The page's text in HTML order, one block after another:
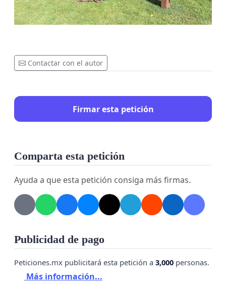
Contactar con el autor
Firmar esta petición
Comparta esta petición
Ayuda a que esta petición consiga más firmas.
Publicidad de pago
Peticiones.mx publicitará esta petición a 3,000 personas.
Más información...